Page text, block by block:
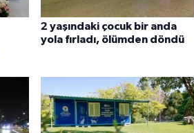
2 yaşındaki çocuk bir anda
yola fırladı, ölümden döndü